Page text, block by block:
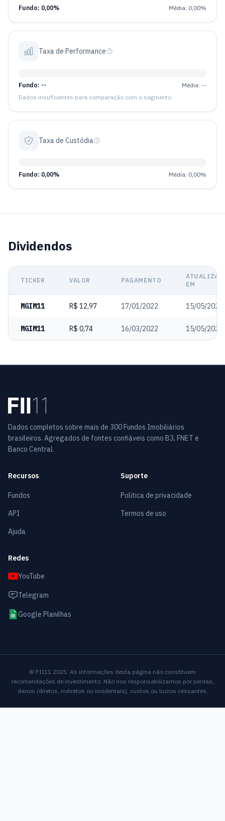
Fundo: 0,00% Média: 0,00%
Taxa de Performance
Fundo: --
Média: --
Dados insuficientes para comparação com o segmento
Taxa de Custódia
Fundo: 0,00% Média: 0,00%
Dividendos
TICKER VALOR PAGAMENTO
EM
MGIM11 R$ 12,97 17/01/2022 15/05/2025
MGIM11 R$ 0,74 16/03/2022 15/05/2025
Dados completos sobre mais de 300 Fundos Imobiliários
brasileiros. Agregados de fontes confiáveis como B3, FNET e
Banco Central.
Recursos
Fundos
API
Ajuda
Suporte
Politica de privacidade
Termos de uso
Redes
YouTube
Telegram
Google Planilhas
© FII11 2025. As informações desta página não constituem
recomendações de investimento. Não nos responsabilizamos por perdas,
danos (diretos, indiretos ou incidentais), custos ou lucros cessantes.